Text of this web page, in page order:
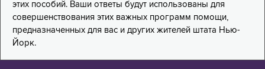
этих пособий. Ваши ответы будут использованы для
совершенствования этих важных программ помощи,
предназначенных для вас и других жителей штата Нью-
Йорк.